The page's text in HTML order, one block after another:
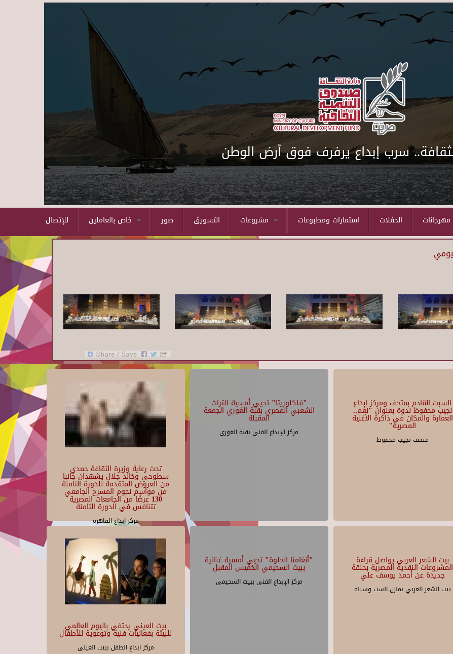
Skip to main content
سرب إبداع يرفرف فوق أرض الوطن
للإتصال صور التسويق استمارات ومطبوعات الحفلات
تحت رعاية وزيرة الثقافة حمدي
سطوحي وخالد جلال يشهدان جانبا
من العروض المتقدمة للدورة الثامنة
من مواسم نجوم المسرح الجامعي
130 عرضًا من الجامعات المصرية
تتنافس في الدورة الثامنة
مركز ابداع القاهرة
"فلكلوريتا" تحيي أمسية للتراث
الشعبي المصري بقبة الغوري الجمعة
المقبلة
مركز الإبداع الفنى بقبة الغورى
السبت القادم بمتحف ومركز إبداع
نجيب محفوظ ندوة بعنوان "نغم..
العمارة والمكان في ذاكرة الأغنية
المصرية"
متحف نجيب محفوظ
بيت العيني يحتفي باليوم العالمي
للبيئة بفعاليات فنية وتوعوية للأطفال
مركز ابداع الطفل ببيت العينى
"أنغامنا الحلوة" تحيي أمسية غنائية
ببيت السحيمي الخميس المقبل
مركز الإبداع الفنى ببيت السحيمى
بيت الشعر العربي يواصل قراءة
المشروعات النقدية المصرية بحلقة
جديدة عن أحمد يوسف علي
بيت الشعر العربي بمنزل الست وسيلة